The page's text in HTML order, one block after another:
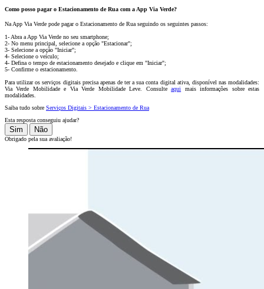
Como posso pagar o Estacionamento de Rua com a App Via Verde?
Na App Via Verde pode pagar o Estacionamento de Rua seguindo os seguintes passos:
1- Abra a App Via Verde no seu smartphone;
2- No menu principal, selecione a opção "Estacionar";
3- Selecione a opção "Iniciar";
4- Selecione o veículo;
4- Defina o tempo de estacionamento desejado e clique em "Iniciar";
5- Confirme o estacionamento.
Para utilizar os serviços digitais precisa apenas de ter a sua conta digital ativa, disponível nas modalidades:
Via Verde Mobilidade e Via Verde Mobilidade Leve. Consulteaqui
mais informações sobre estas
modalidades.
Saiba tudo sobre Serviços Digitais > Estacionamento de Rua
Esta resposta conseguiu ajudar?
Sim Não
Obrigado pela sua avaliação!